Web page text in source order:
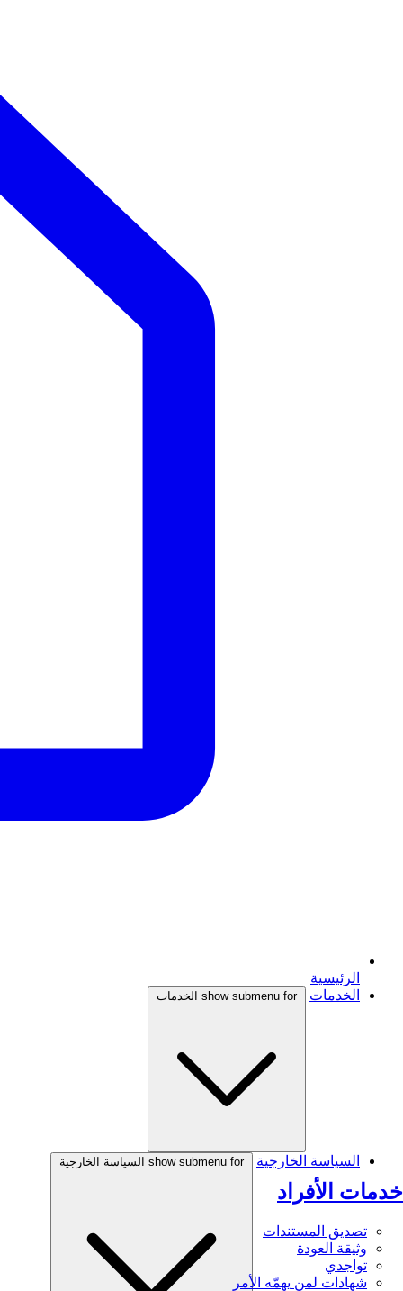
الرئيسية
الخدمات
show submenu for الخدمات
خدمات الأفراد
تصديق المستندات
وثيقة العودة
تواجدي
شهادات لمن يهمّه الأمر
السياسة الخارجية show submenu for السياسة الخارجية